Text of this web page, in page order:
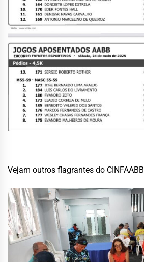
Vejam outros flagrantes do CINFAABB